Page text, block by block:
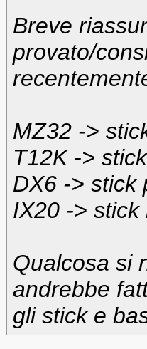
Breve
provato/
MZ32 ->
T12K ->
DX6 -> stick
IX20 -> stick
Qualcosa si
andrebbe
gli stick e